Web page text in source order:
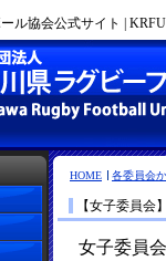
ル協会公式サイト | KRFU
HOME 各委員会
【女子委員